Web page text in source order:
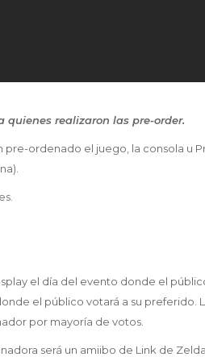
realizaron las pre-order.
pre-ordenado el juego, la consola u
el día del evento donde el
el público votará a su preferido.
por mayoría de votos.
será un amiibo de Link de